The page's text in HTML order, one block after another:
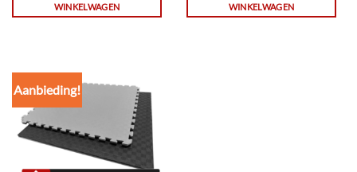
WINKELWAGEN
WINKELWAGEN
Aanbieding!